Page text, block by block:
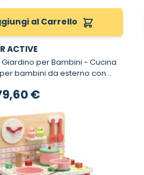
al Carrello
ACTIVE
per Bambini - Cucina
bambini da esterno con
speciale
€